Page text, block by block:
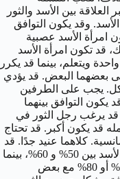
العلاقة بين الأسد والثور
وقد يكون التوافق
امرأة الأسد عصبية
قد تكون امرأة الأسد
ويتعلم، بينما قد يكرر
بعضهما البعض. قد يؤدي
يجب على الطرفين
التوافق بينهما
يرغب رجل الثور في
قد يكون أكبر. قد تحتاج
كلاهما عنيد جدًا. قد
تتراوح نسبة التوافق بين رجل الثور وامرأة الأسد بين 50% و 60%، بينما
قد تصل بين رجل الأسد وامرأة الثور إلى 70% أو 80% مع بعض